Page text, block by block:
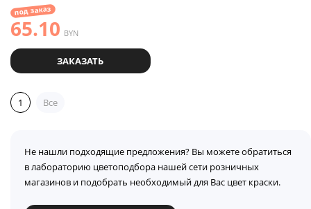
под заказ
65.10 BYN
ЗАКАЗАТЬ
1 Все
Не нашли подходящие предложения? Вы можете обратиться
в лабораторию цветоподбора нашей сети розничных
магазинов и подобрать необходимый для Вас цвет краски.